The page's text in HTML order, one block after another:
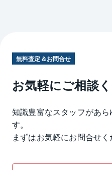
無料査定＆お問合せ
お気軽にご相談
知識豊富なスタッフがあ
す。
まずはお気軽にお問合せく